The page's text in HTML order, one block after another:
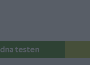
dna testen